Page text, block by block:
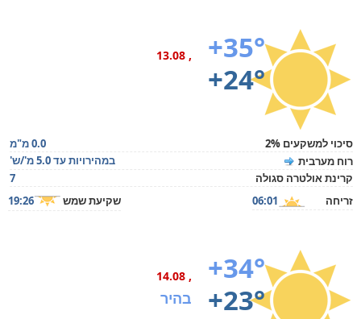
+35°
+24°
, 13.08
סיכוי למשקעים 2%
0.0 מ"מ
רוח מערבית
במהירויות עד 5.0 מ'/ש'
קרינת אולטרה סגולה
7
זריחה
06:01 שקיעת שמש 19:26
+34°
+23°
, 14.08
בהיר